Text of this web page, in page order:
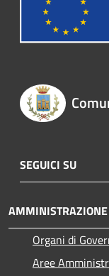
SEGUICI SU
AMMINISTRAZIONE
Organi di
Aree